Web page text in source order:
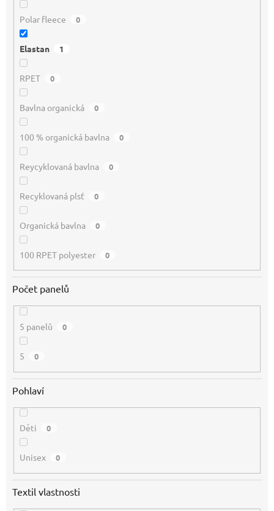
Polar fleece 0
Elastan 1
RPET 0
Bavlna organická 0
100 % organická bavlna 0
Reycyklovaná bavlna 0
Recyklovaná plsť 0
Organická bavlna 0
100 RPET polyester 0
Počet panelů
5 panelů 0
5 0
Pohlaví
Děti 0
Unisex 0
Textil vlastnosti